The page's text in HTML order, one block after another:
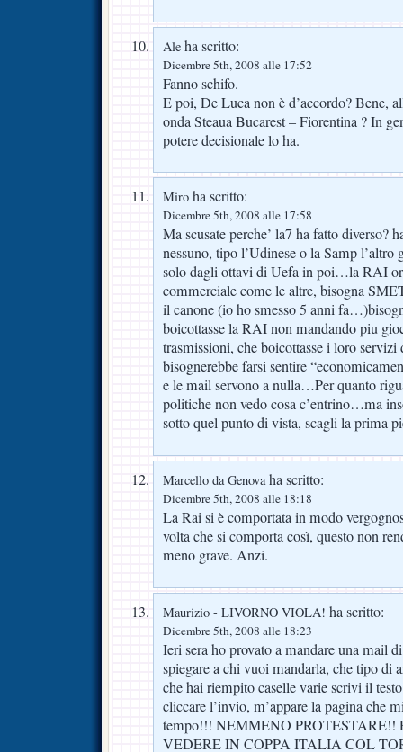
Ale ha scritto:
Dicembre 5th, 2008 alle 17:52
Fanno schifo.
E poi, De Luca non è d’accordo? Bene,
onda Steaua Bucarest – Fiorentina ? In
potere decisionale lo ha.
Miro ha scritto:
Dicembre 5th, 2008 alle 17:58
Ma scusate perche’ la7 ha fatto diverso?
nessuno, tipo l’Udinese o la Samp l’altro
solo dagli ottavi di Uefa in poi…la RAI
commerciale come le altre, bisogna
il canone (io ho smesso 5 anni
boicottasse la RAI non mandando piu
trasmissioni, che boicottasse i loro
bisognerebbe farsi sentire
e le mail servono a nulla…Per quanto
politiche non vedo cosa c’entrino…ma
sotto quel punto di vista, scagli la prima
Marcello da Genovaha scritto:
Dicembre 5th, 2008 alle 18:18
La Rai si è comportata in modo
volta che si comporta così, questo non
meno grave. Anzi.
Maurizio - LIVORNO VIOLA! ha scritto:
Dicembre 5th, 2008 alle 18:23
Ieri sera ho provato a mandare una mail
spiegare a chi vuoi mandarla, che tipo di
che hai riempito caselle varie scrivi il
cliccare l’invio, m’appare la pagina che
tempo!!! NEMMENO PROTESTARE!!
VEDERE IN COPPA ITALIA COL